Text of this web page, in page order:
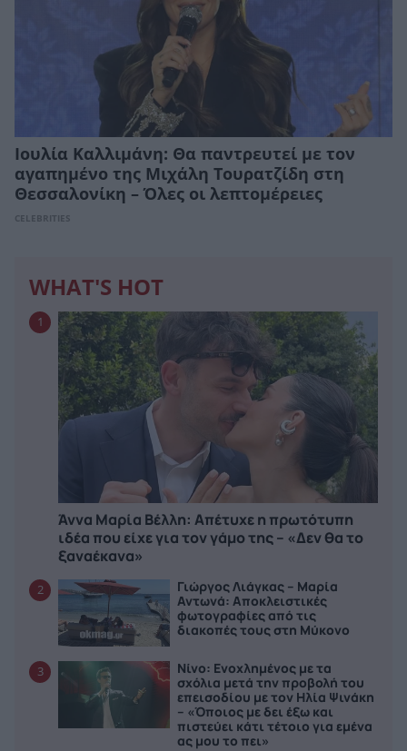
Ιουλία Καλλιμάνη: Θα παντρευτεί με τον
αγαπημένο της Μιχάλη Τουρατζίδη στη
Θεσσαλονίκη – Όλες οι λεπτομέρειες
CELEBRITIES
WHAT'S HOT
1
Άννα Μαρία Βέλλη: Απέτυχε η πρωτότυπη
ιδέα που είχε για τον γάμο της – «Δεν θα το
ξαναέκανα»
2
Γιώργος Λιάγκας – Μαρία
Αντωνά: Αποκλειστικές
φωτογραφίες από τις
διακοπές τους στη Μύκονο
3
Νίνο: Ενοχλημένος με τα
σχόλια μετά την προβολή του
επεισοδίου με τον Ηλία Ψινάκη
– «Όποιος με δει έξω και
πιστεύει κάτι τέτοιο για εμένα
ας μου το πει»